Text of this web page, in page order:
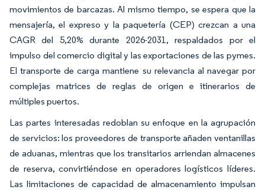
movimientos de barcazas. Al mismo tiempo, se espera que la
mensajería, el expreso y la paquetería (CEP) crezcan a una
CAGR del 5,20% durante 2026-2031, respaldados por el
impulso del comercio digital y las exportaciones de las pymes.
El transporte de carga mantiene su relevancia al navegar por
complejas matrices de reglas de origen e itinerarios de
múltiples puertos.
Las partes interesadas redoblan su enfoque en la agrupación
de servicios: los proveedores de transporte añaden ventanillas
de aduanas, mientras que los transitarios arriendan almacenes
de reserva, convirtiéndose en operadores logísticos líderes.
Las limitaciones de capacidad de almacenamiento impulsan